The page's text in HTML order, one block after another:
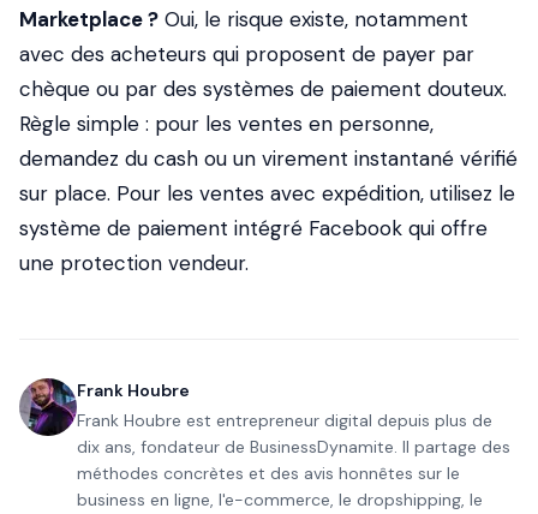
Marketplace ? Oui, le risque existe, notamment
avec des acheteurs qui proposent de payer par
chèque ou par des systèmes de paiement douteux.
Règle simple : pour les ventes en personne,
demandez du cash ou un virement instantané vérifié
sur place. Pour les ventes avec expédition, utilisez le
système de paiement intégré Facebook qui offre
une protection vendeur.
Frank Houbre
Frank Houbre est entrepreneur digital depuis plus de
dix ans, fondateur de BusinessDynamite. Il partage des
méthodes concrètes et des avis honnêtes sur le
business en ligne, l'e-commerce, le dropshipping, le